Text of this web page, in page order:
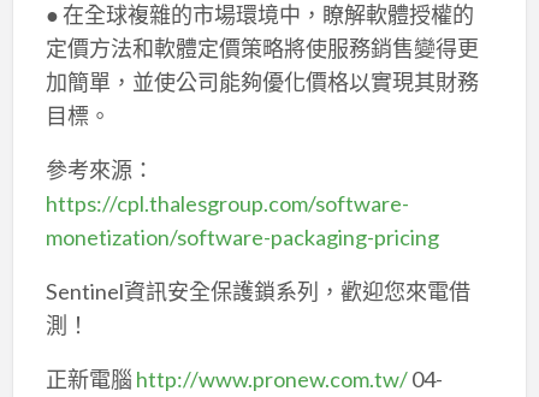
● 在全球複雜的市場環境中，瞭解軟體授權的
定價方法和軟體定價策略將使服務銷售變得更
加簡單，並使公司能夠優化價格以實現其財務
目標。
參考來源：
https://cpl.thalesgroup.com/software-
monetization/software-packaging-pricing
Sentinel資訊安全保護鎖系列，歡迎您來電借
測！
正新電腦 http://www.pronew.com.tw/04-